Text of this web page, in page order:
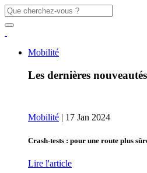
Mobilité
Les dernières nouveautés
Mobilité | 17 Jan 2024
Crash-tests : pour une route plus
Lire l'article